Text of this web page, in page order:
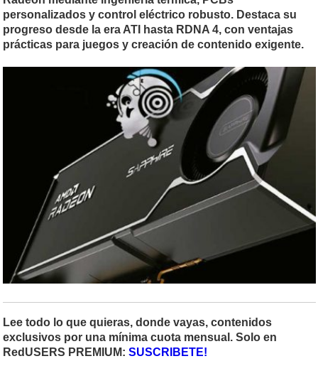
personalizados y control eléctrico robusto. Destaca su
progreso desde la era ATI hasta RDNA 4, con ventajas
prácticas para juegos y creación de contenido exigente.
Lee todo lo que quieras, donde vayas, contenidos
exclusivos por una mínima cuota mensual. Solo en
RedUSERS PREMIUM: SUSCRIBETE!